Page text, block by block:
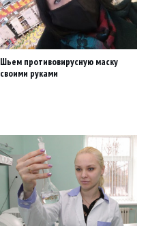
Шьем противовирусную маску
своими руками